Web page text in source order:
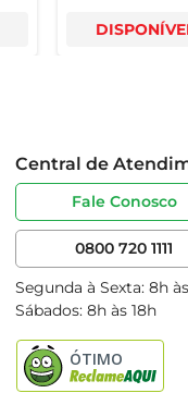
Central de
Fale Conosco
0800 720 1111
Segunda à Sexta: 8h
Sábados: 8h às 18h